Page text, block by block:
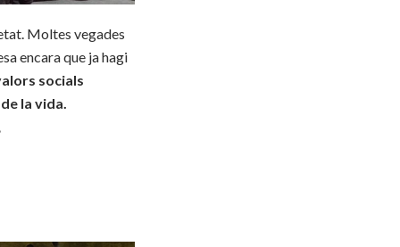
Moltes vegades
encara que ja hagi
socials
la vida.